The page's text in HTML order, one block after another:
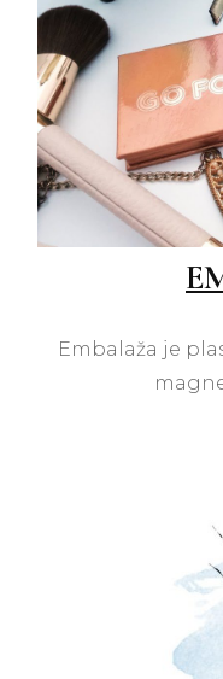
Embalaža je